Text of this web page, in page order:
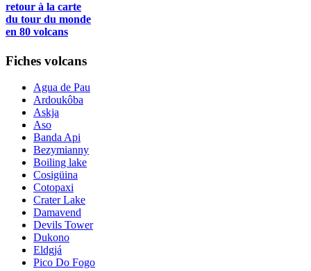
retour à la carte
du tour du monde
en 80 volcans
Fiches volcans
Agua de Pau
Ardoukôba
Askja
Aso
Banda Api
Bezymianny
Boiling lake
Cosigüina
Cotopaxi
Crater Lake
Damavend
Devils Tower
Dukono
Eldgjá
Pico Do Fogo